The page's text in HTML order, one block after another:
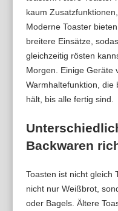
kaum
Moderne Toaster
breitere Einsätze,
gleichzeitig rösten
Morgen. Einige Geräte
Warmhaltefunktion, die
hält, bis alle fertig sind.
Backwaren
Toasten ist nicht gleich
nicht nur Weißbrot,
oder Bagels. Ältere